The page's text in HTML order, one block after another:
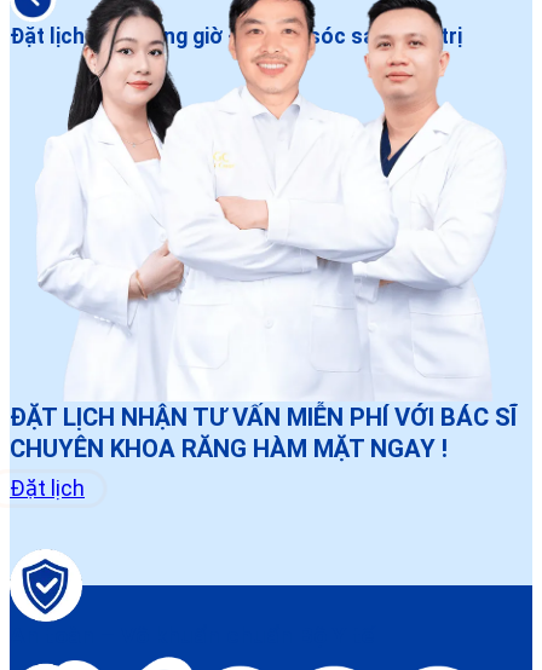
Đặt lịch dễ – Đúng giờ – Chăm sóc sau điều trị
ĐẶT LỊCH NHẬN TƯ VẤN MIỄN PHÍ VỚI BÁC SĨ
CHUYÊN KHOA RĂNG HÀM MẶT NGAY !
Đặt lịch